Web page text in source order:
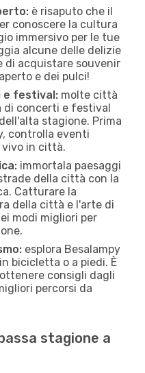
è risaputo che il
conoscere la cultura
immersivo per le tue
alcune delle delizie
di acquistare souvenir
e dei pulci!
e festival: molte città
di concerti e festival
stagione. Prima
controlla eventi
in città.
immortala paesaggi
della città con la
Catturare la
della città e l'arte di
modi migliori per
esplora Besalampy
bicicletta o a piedi. È
consigli dagli
percorsi da
stagione a